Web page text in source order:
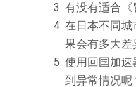
有没有适合《
在日本不同城
果会有多大差
使用回国加速
到异常情况呢